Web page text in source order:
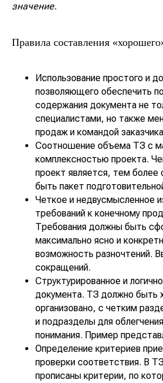
значение.
Правила составления
Использование простого и
позволяющего обеспечить
содержания документа не
специалистами, но также
продаж и командой
Соотношение объема ТЗ с
комплексностью проекта.
проект является, тем
быть пакет
Четкое и недвусмысленное
требований к конечному
Требования должны быть
максимально ясно и
возможность разночтений.
сокращений.
Структурированное и
документа. ТЗ должно быть
организовано, с четким
и подразделы для
понимания. Пример
Определение критериев
проверки соответствия. В
прописаны критерии, по